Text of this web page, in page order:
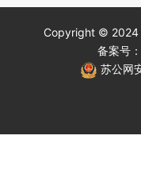
Copyright © 2024
备案号：
苏公网